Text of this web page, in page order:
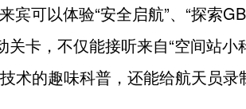
宾可以体验“安全启航”、“探索
关卡，不仅能接听来自“空间站小
术的趣味科普，还能给航天员录